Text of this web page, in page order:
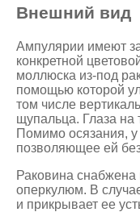
Внешний вид
Ампулярии имеют
конкретной
моллюска из-под
помощью которой
том числе
щупальца. Глаза на
Помимо осязания, у
позволяющее ей
Раковина снабжена
оперкулюм. В
и прикрывает ее